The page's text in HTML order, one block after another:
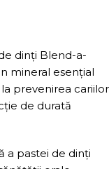
dinți Blend-a-
mineral esențial
prevenirea cariilor
de durată
a pastei de dinți